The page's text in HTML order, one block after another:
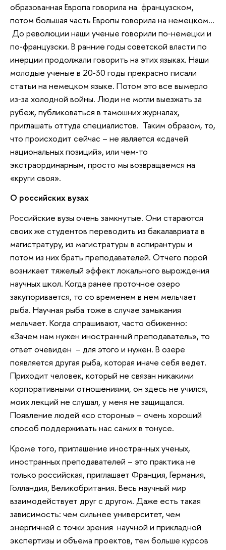
образованная Европа говорила на французском,
потом большая часть Европы говорила на немецком…
До революции наши ученые говорили по‐немецки и
по‐французски. В ранние годы советской власти по
инерции продолжали говорить на этих языках. Наши
молодые ученые в 20‐30 годы прекрасно писали
статьи на немецком языке. Потом это все вымерло
из‐за холодной войны. Люди не могли выезжать за
рубеж, публиковаться в тамошних журналах,
приглашать оттуда специалистов. Таким образом, то,
что происходит сейчас – не является «сдачей
национальных позиций», или чем‐то
экстраординарным, просто мы возвращаемся на
«круги своя».
О российских вузах
Российские вузы очень замкнутые. Они стараются
своих же студентов переводить из бакалавриата в
магистратуру, из магистратуры в аспирантуры и
потом из них брать преподавателей. Отчего порой
возникает тяжелый эффект локального вырождения
научных школ. Когда ранее проточное озеро
закупоривается, то со временем в нем мельчает
рыба. Научная рыба тоже в случае замыкания
мельчает. Когда спрашивают, часто обиженно:
«Зачем нам нужен иностранный преподаватель», то
ответ очевиден – для этого и нужен. В озере
появляется другая рыба, которая иначе себя ведет.
Приходит человек, который не связан никакими
корпоративными отношениями, он здесь не учился,
моих лекций не слушал, у меня не защищался.
Появление людей «со стороны» – очень хороший
способ поддерживать нас самих в тонусе.
Кроме того, приглашение иностранных ученых,
иностранных преподавателей – это практика не
только российская, приглашает Франция, Германия,
Голландия, Великобритания. Весь научный мир
взаимодействует друг с другом. Даже есть такая
зависимость: чем сильнее университет, чем
энергичней с точки зрения научной и прикладной
экспертизы и объема проектов, тем больше курсов